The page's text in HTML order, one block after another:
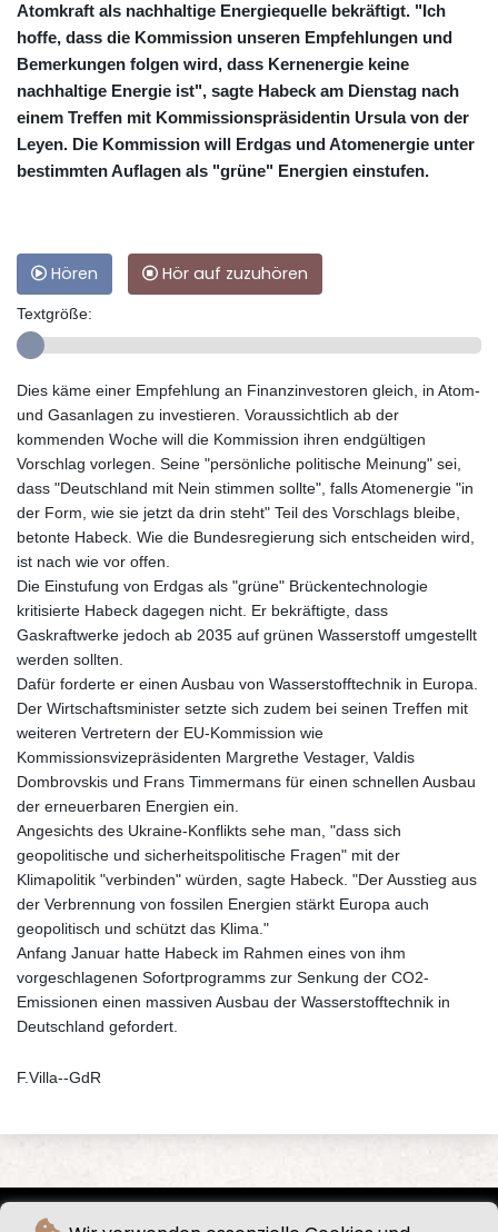
Atomkraft als nachhaltige Energiequelle bekräftigt. "Ich
hoffe, dass die Kommission unseren Empfehlungen und
Bemerkungen folgen wird, dass Kernenergie keine
nachhaltige Energie ist", sagte Habeck am Dienstag nach
einem Treffen mit Kommissionspräsidentin Ursula von der
Leyen. Die Kommission will Erdgas und Atomenergie unter
bestimmten Auflagen als "grüne" Energien einstufen.
Hören Hör auf zuzuhören
Textgröße:
Dies käme einer Empfehlung an Finanzinvestoren gleich, in Atom-
und Gasanlagen zu investieren. Voraussichtlich ab der
kommenden Woche will die Kommission ihren endgültigen
Vorschlag vorlegen. Seine "persönliche politische Meinung" sei,
dass "Deutschland mit Nein stimmen sollte", falls Atomenergie "in
der Form, wie sie jetzt da drin steht" Teil des Vorschlags bleibe,
betonte Habeck. Wie die Bundesregierung sich entscheiden wird,
ist nach wie vor offen.
Die Einstufung von Erdgas als "grüne" Brückentechnologie
kritisierte Habeck dagegen nicht. Er bekräftigte, dass
Gaskraftwerke jedoch ab 2035 auf grünen Wasserstoff umgestellt
werden sollten.
Dafür forderte er einen Ausbau von Wasserstofftechnik in Europa.
Der Wirtschaftsminister setzte sich zudem bei seinen Treffen mit
weiteren Vertretern der EU-Kommission wie
Kommissionsvizepräsidenten Margrethe Vestager, Valdis
Dombrovskis und Frans Timmermans für einen schnellen Ausbau
der erneuerbaren Energien ein.
Angesichts des Ukraine-Konflikts sehe man, "dass sich
geopolitische und sicherheitspolitische Fragen" mit der
Klimapolitik "verbinden" würden, sagte Habeck. "Der Ausstieg aus
der Verbrennung von fossilen Energien stärkt Europa auch
geopolitisch und schützt das Klima."
Anfang Januar hatte Habeck im Rahmen eines von ihm
vorgeschlagenen Sofortprogramms zur Senkung der CO2-
Emissionen einen massiven Ausbau der Wasserstofftechnik in
Deutschland gefordert.
F.Villa--GdR